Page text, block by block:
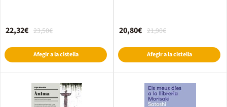
23,50€
22,32€
Afegir a la cistella
21,90€
20,80€
Afegir a la cistella